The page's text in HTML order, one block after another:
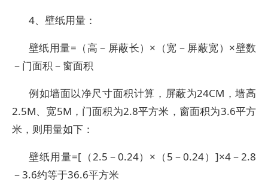
4、壁纸用量：
壁纸用量=（高－屏蔽长）×（宽－屏蔽宽）×壁数
－门面积－窗面积
例如墙面以净尺寸面积计算，屏蔽为24CM，墙高
2.5M、宽5M，门面积为2.8平方米，窗面积为3.6平方
米，则用量如下：
壁纸用量=[（2.5－0.24）×（5－0.24）]×4－2.8
－3.6约等于36.6平方米